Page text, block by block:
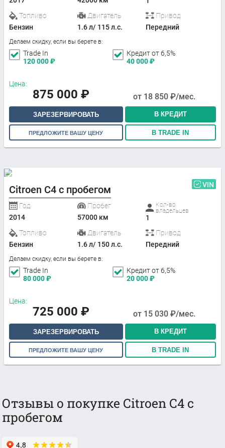
Топливо
Бензин
Двигатель
1.6 л/ 115 л.с.
Привод
Передний
Делаем скидку, если вы берете в:
Trade In
120 000₽
Кредит от 6,5%
40 000₽
Цена:
875 000 ₽ от 18 850 ₽/мес.
ЗАРЕЗЕРВИРОВАТЬ В КРЕДИТ
ПРЕДЛОЖИТЕ ВАШУ ЦЕНУ В TRADE IN
Citroen C4 с пробегом VIN
Год
2014
Пробег
57000 км
Кол-во
владельцев
1
Топливо
Бензин
Двигатель
1.6 л/ 150 л.с.
Привод
Передний
Делаем скидку, если вы берете в:
Trade In
80 000₽
Кредит от 6,5%
20 000₽
Цена:
725 000 ₽ от 15 030 ₽/мес.
ЗАРЕЗЕРВИРОВАТЬ В КРЕДИТ
ПРЕДЛОЖИТЕ ВАШУ ЦЕНУ В TRADE IN
Отзывы о покупке Citroen C4 с
пробегом